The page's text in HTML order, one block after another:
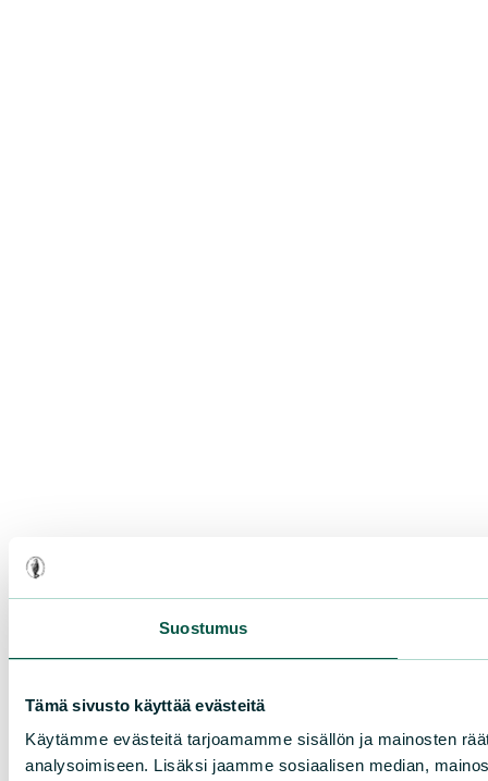
Suostumus
Tämä sivusto käyttää evästeitä
Käytämme evästeitä tarjoamamme sisällön ja mainosten
analysoimiseen. Lisäksi jaamme sosiaalisen median,